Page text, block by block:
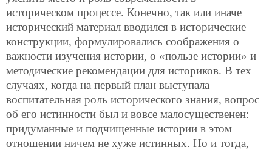
историческом процессе. Конечно, так или иначе
исторический материал вводился в исторические
конструкции, формулировались соображения о
важности изучения истории, о «пользе истории» и
методические рекомендации для историков. В тех
случаях, когда на первый план выступала
воспитательная роль исторического знания, вопрос
об его истинности был и вовсе малосущественен:
придуманные и подчищенные истории в этом
отношении ничем не хуже истинных. Но и тогда,